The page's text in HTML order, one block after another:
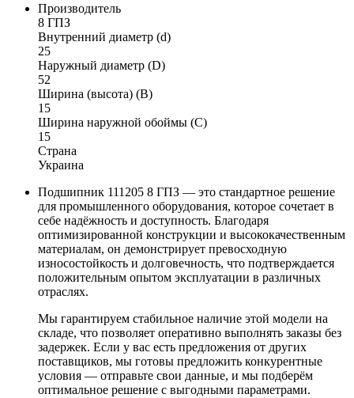
Производитель
8 ГПЗ
Внутренний диаметр (d)
25
Наружный диаметр (D)
52
Ширина (высота) (B)
15
Ширина наружной обоймы (C)
15
Страна
Украина
Подшипник 111205 8 ГПЗ — это стандартное решение
для промышленного оборудования, которое сочетает в
себе надёжность и доступность. Благодаря
оптимизированной конструкции и высококачественным
материалам, он демонстрирует превосходную
износостойкость и долговечность, что подтверждается
положительным опытом эксплуатации в различных
отраслях.
Мы гарантируем стабильное наличие этой модели на
складе, что позволяет оперативно выполнять заказы без
задержек. Если у вас есть предложения от других
поставщиков, мы готовы предложить конкурентные
условия — отправьте свои данные, и мы подберём
оптимальное решение с выгодными параметрами.